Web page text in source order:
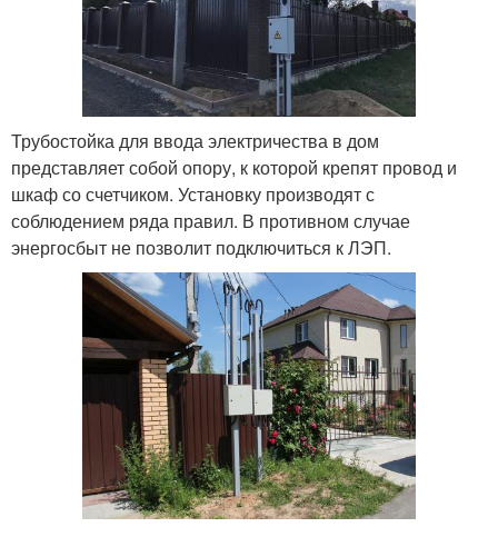
Трубостойка для ввода электричества в дом
представляет собой опору, к которой крепят провод и
шкаф со счетчиком. Установку производят с
соблюдением ряда правил. В противном случае
энергосбыт не позволит подключиться к ЛЭП.